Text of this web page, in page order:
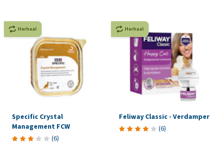
Herhaal
Specific Crystal
Management FCW
(6)
Herhaal
Feliway Classic - Verdamper
(6)